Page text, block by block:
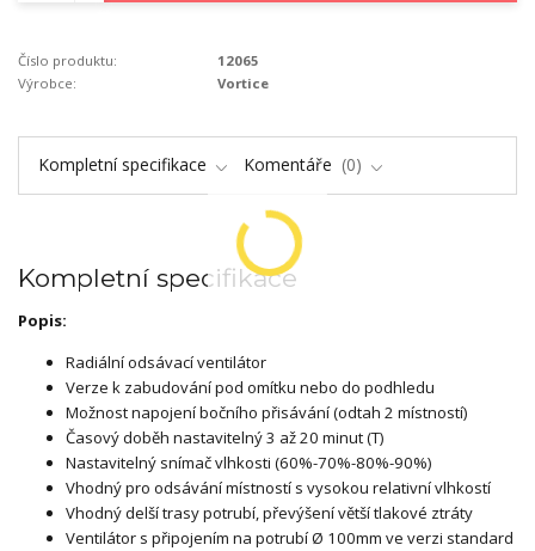
Číslo produktu:
12065
Výrobce:
Vortice
Kompletní specifikace Komentáře 0
Kompletní specifikace
Popis:
Radiální odsávací ventilátor
Verze k zabudování pod omítku nebo do podhledu
Možnost napojení bočního přisávání (odtah 2 místností)
Časový doběh nastavitelný 3 až 20 minut (T)
Nastavitelný snímač vlhkosti (60%-70%-80%-90%)
Vhodný pro odsávání místností s vysokou relativní vlhkostí
Vhodný delší trasy potrubí, převýšení větší tlakové ztráty
Ventilátor s připojením na potrubí Ø 100mm ve verzi standard